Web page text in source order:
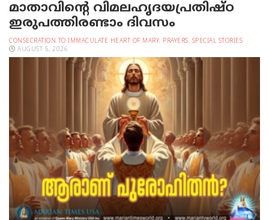
മാതാവിന്റെ വിമലഹൃദയപ്രതിഷ്ഠ
ഇരുപത്തിരണ്ടാം ദിവസം
CONSECRATION TO IMMACULATE HEART OF MARY, PRAYERS, SPECIAL STORIES
AUGUST 5, 2026